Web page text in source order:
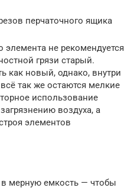
перчаточного ящика
элемента не рекомендуется
грязи старый.
как новый, однако, внутри
так же остаются мелкие
использование
воздуха, а
элементов
мерную емкость — чтобы